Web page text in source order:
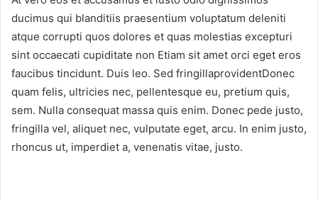
ducimus qui blanditiis praesentium voluptatum deleniti
atque corrupti quos dolores et quas molestias excepturi
sint occaecati cupiditate non Etiam sit amet orci eget eros
faucibus tincidunt. Duis leo. Sed fringillaprovidentDonec
quam felis, ultricies nec, pellentesque eu, pretium quis,
sem. Nulla consequat massa quis enim. Donec pede justo,
fringilla vel, aliquet nec, vulputate eget, arcu. In enim justo,
rhoncus ut, imperdiet a, venenatis vitae, justo.